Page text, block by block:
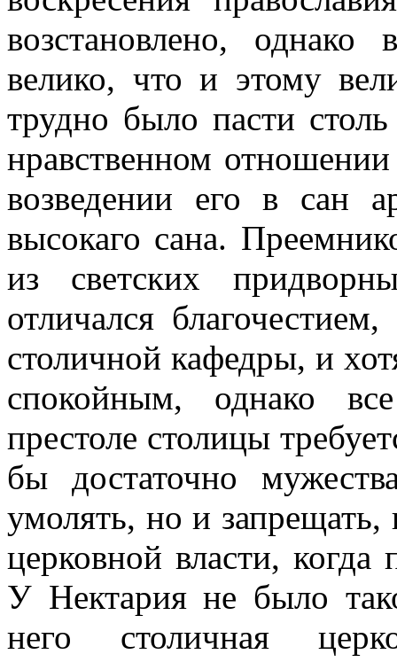
возстановлено,
велико, что и этому
трудно было пасти
нравственном
возведении его в сан
высокаго сана.
из светских
отличался
столичной кафедры, и
спокойным, однако
престоле столицы
бы достаточно
умолять, но и запрещать,
церковной власти, когда
У Нектария не было
него столичная